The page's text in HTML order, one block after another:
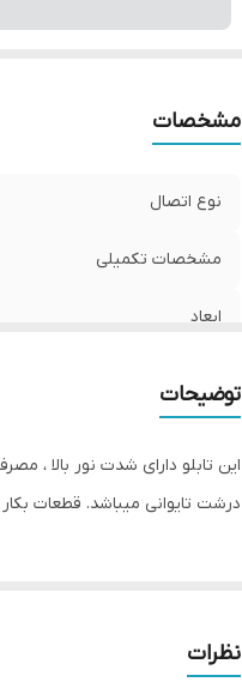
مشخصات
نوع اتصال
مشخصات تکمیلی
ابعاد
توضیحات
این تابلو دارای شدت نور بالا
درشت تایوانی میباشد. قطعات
نظرات